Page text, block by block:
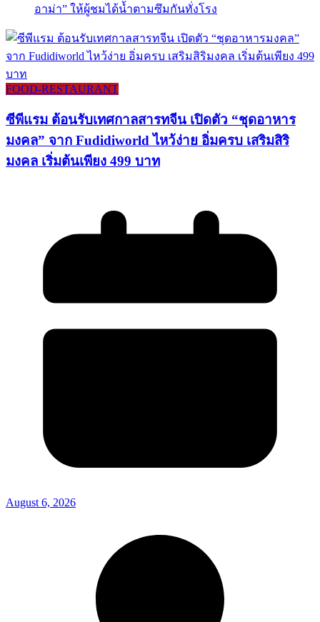
อาม่า” ให้ผู้ชมได้น้ำตามซึมกันทั่งโรง
FOOD-RESTAURANT
ซีพีแรม ต้อนรับเทศกาลสารทจีน เปิดตัว “ชุดอาหาร
มงคล” จาก Fudidiworld ไหว้ง่าย อิ่มครบ เสริมสิริ
มงคล เริ่มต้นเพียง 499 บาท
August 6, 2026